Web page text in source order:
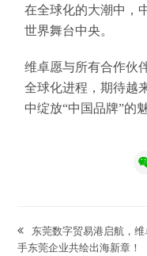
在全球化的大潮中，
世界舞台中央。
维卓愿与所有合作伙
全球化进程，期待越
中绽放“中国品牌”的
previous
post:
东莞数字贸易港启航，维
手东莞企业共绘出海新章！